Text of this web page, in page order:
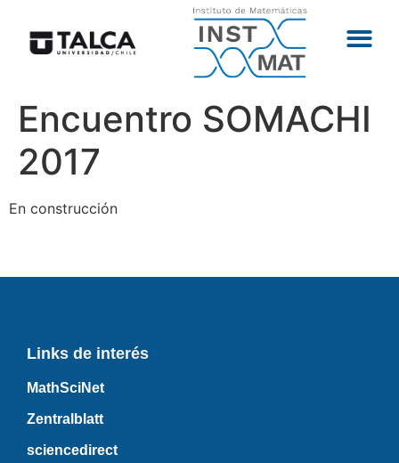
Encuentro SOMACHI
2017
En construcción
Links de interés
MathSciNet
Zentralblatt
sciencedirect